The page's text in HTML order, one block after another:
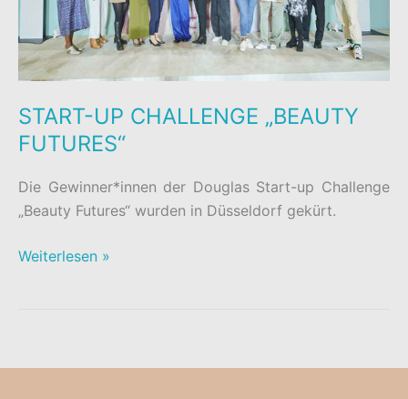
START-UP CHALLENGE „BEAUTY
FUTURES“
Die Gewinner*innen der Douglas Start-up Challenge
„Beauty Futures“ wurden in Düsseldorf gekürt.
START-
Weiterlesen »